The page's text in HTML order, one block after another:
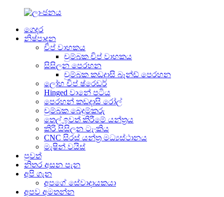
ගෙදර
නිෂ්පාදන
චිප් වාහකය
චුම්බක චිප් වාහකය
සිසිලන පෙරහන
චුම්බක කඩදාසි බෑන්ඩ් පෙරහන
ලෝහ චිප් ෂ්රෙඩර්
Hinged වානේ පටිය
පෙරහන් කඩදාසි රෝල්
චුම්බක බෙදුම්කරු
තෙල් ඉවත් කිරීමේ යන්ත්‍රය
කිරි සිසිලන ටැංකිය
CNC සිරස් යන්ත්‍ර මධ්‍යස්ථානය
මැෂින් වයිස්
පුවත්
නිතර අසන පැන
අපි ගැන
අපගේ සේවාදායකයා
අපව අමතන්න